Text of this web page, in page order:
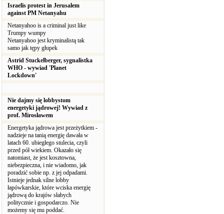
Israelis protest in Jerusalem
against PM Netanyahu
Netanyahoo is a criminal just like
Trumpy wumpy
Netanyahoo jest kryminalistą tak
samo jak tępy głupek
Astrid Stuckelberger, sygnalistka
WHO - wywiad 'Planet
Lockdown'
Nie dajmy się lobbystom
energetyki jądrowej! Wywiad z
prof. Mirosławem
Energetyka jądrowa jest przeżytkiem -
nadzieje na tanią energię dawała w
latach 60. ubiegłego stulecia, czyli
przed pół wiekiem. Okazało się
natomiast, że jest kosztowna,
niebezpieczna, i nie wiadomo, jak
poradzić sobie np. z jej odpadami.
Istnieje jednak silne lobby
łapówkarskie, które wciska energię
jądrową do krajów słabych
politycznie i gospodarczo. Nie
możemy się mu poddać.